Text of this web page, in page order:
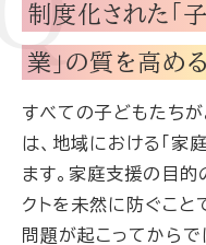
制度化された「
業」の質を高める
すべての子どもたち
は、地域における「家
ます。家庭支援の目的
クトを未然に防ぐこと
問題が起こってから